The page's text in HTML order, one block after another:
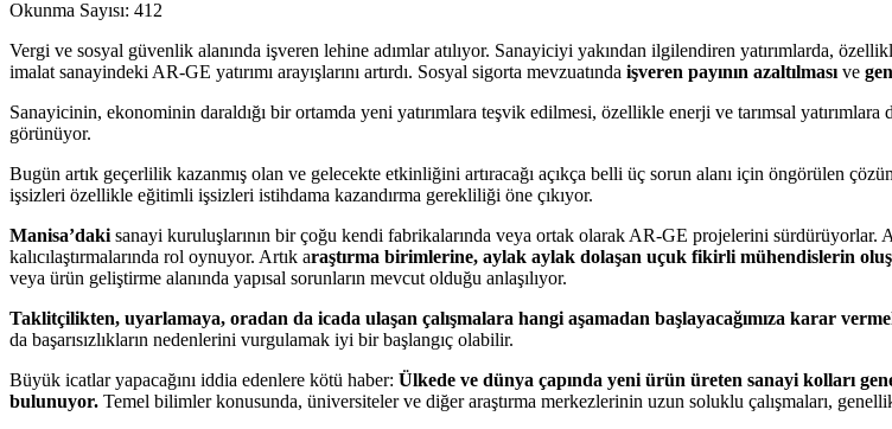
Okunma Sayısı: 412
Vergi ve sosyal güvenlik alanında işveren lehine adımlar atılıyor. Sanayiciyi yakından ilgilendiren yatırımlarda,
imalat sanayindeki AR-GE yatırımı arayışlarını artırdı. Sosyal sigorta mevzuatında işveren payının azaltılması ve
Sanayicinin, ekonominin daraldığı bir ortamda yeni yatırımlara teşvik edilmesi, özellikle enerji ve tarımsal
görünüyor.
Bugün artık geçerlilik kazanmış olan ve gelecekte etkinliğini artıracağı açıkça belli üç sorun alanı için öngörülen
işsizleri özellikle eğitimli işsizleri istihdama kazandırma gerekliliği öne çıkıyor.
Manisa’daki sanayi kuruluşlarının bir çoğu kendi fabrikalarında veya ortak olarak AR-GE projelerini
kalıcılaştırmalarında rol oynuyor. Artık araştırma birimlerine, aylak aylak dolaşan uçuk fikirli mühendislerin
veya ürün geliştirme alanında yapısal sorunların mevcut olduğu anlaşılıyor.
Taklitçilikten, uyarlamaya, oradan da icada ulaşan çalışmalara hangi aşamadan başlayacağımıza karar
da başarısızlıkların nedenlerini vurgulamak iyi bir başlangıç olabilir.
Büyük icatlar yapacağını iddia edenlere kötü haber: Ülkede ve dünya çapında yeni ürün üreten sanayi kolları
bulunuyor. Temel bilimler konusunda, üniversiteler ve diğer araştırma merkezlerinin uzun soluklu çalışmaları,